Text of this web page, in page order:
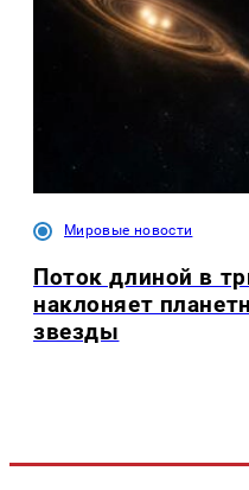
Мировые новости
Поток длиной в
наклоняет
звезды